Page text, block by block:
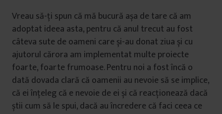
Vreau să-ți spun că mă bucură așa de tare că am
adoptat ideea asta, pentru că anul trecut au fost
câteva sute de oameni care și-au donat ziua și cu
ajutorul cărora am implementat multe proiecte
foarte, foarte frumoase. Pentru noi a fost încă o
dată dovada clară că oamenii au nevoie să se implice,
că ei înțeleg că e nevoie de ei și că reacționează dacă
știi cum să le spui, dacă au încredere că faci ceea ce